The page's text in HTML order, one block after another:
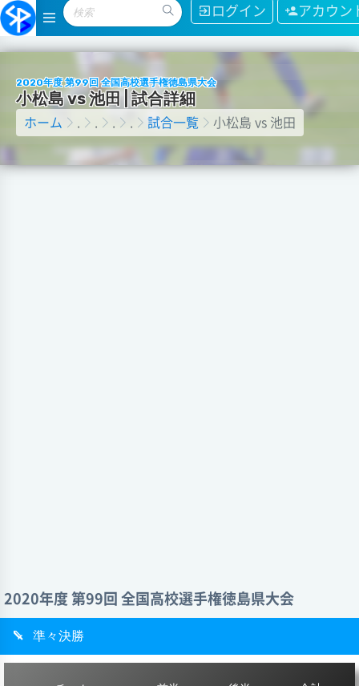
ログイン アカウン
2020年度 第99回 全国高校選手権徳島県大会
小松島vs池田 試合詳細
ホーム 試合一覧 小松島 vs 池田
2020年度 第99回 全国高校選手権徳島県大会
準々決勝